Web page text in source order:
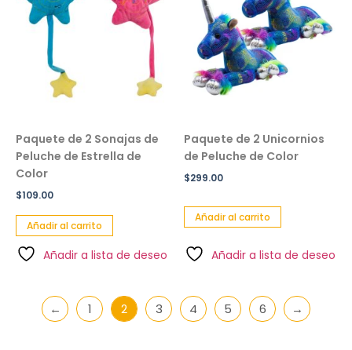
Paquete de 2 Sonajas de
Peluche de Estrella de
Color
$109.00
Añadir al carrito
Añadir a lista de deseo
Paquete de 2 Unicornios
de Peluche de Color
$299.00
Añadir al carrito
Añadir a lista de deseo
← 1 2 3 4 5 6 →